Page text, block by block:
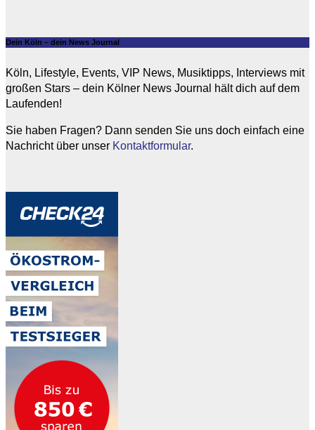
Dein Köln – dein News Journal
Köln, Lifestyle, Events, VIP News, Musiktipps, Interviews mit
großen Stars – dein Kölner News Journal hält dich auf dem
Laufenden!
Sie haben Fragen? Dann senden Sie uns doch einfach eine
Nachricht über unser Kontaktformular.